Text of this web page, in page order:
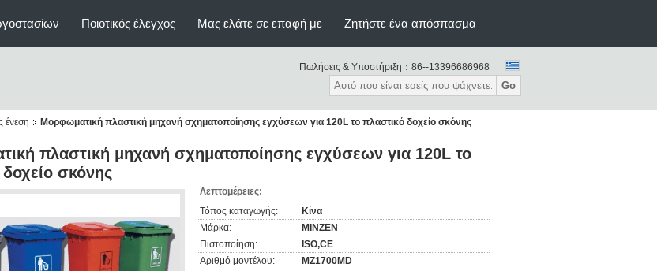
Ποιοτικός έλεγχος Μας ελάτε σε επαφή με Ζητήστε ένα απόσπασμα
Πωλήσεις & Υποστήριξη： 86--13396686968
Go
ένεση Μορφωματική πλαστική μηχανή σχηματοποίησης εγχύσεων για 120L το πλαστικό δοχείο σκόνης
πλαστική μηχανή σχηματοποίησης εγχύσεων για 120L το
σκόνης
Λεπτομέρειες:
Τόπος καταγωγής:
Κίνα
Μάρκα:
MINZEN
Πιστοποίηση:
ISO,CE
Αριθμό μοντέλου:
MZ1700MD